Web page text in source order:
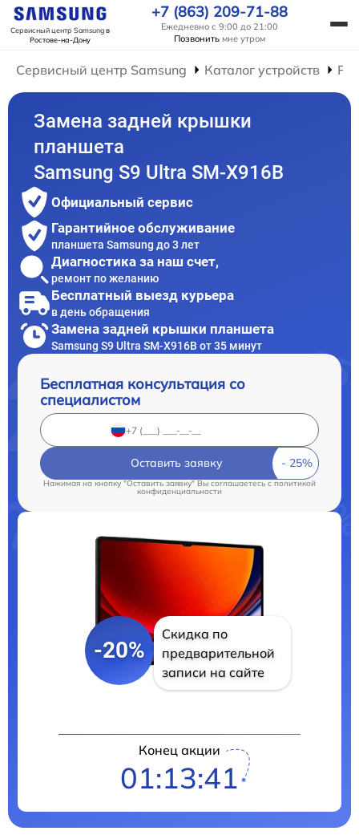
Сервисный центр Samsungв
Ростове-на-Дону
+7 (863) 209-71-88
Ежедневно с 9:00 до 21:00
Позвонить мне утром
Сервисный центр Samsung Каталог устройств
Замена задней крышки
планшета
Samsung S9 Ultra SM-X916B
Официальный сервис
Гарантийное обслуживание
планшета Samsung до 3 лет
Диагностика за наш счет,
ремонт по желанию
Бесплатный выезд курьера
в день обращения
Замена задней крышки планшета
Samsung S9 Ultra SM-X916B от 35 минут
Бесплатная консультация со
специалистом
Оставить заявку
Нажимая на кнопку "Оставить заявку" Вы соглашаетесь c политикой
конфиденциальности
-20%
Скидка по
предварительной
записи на сайте
Конец акции
01:13:40